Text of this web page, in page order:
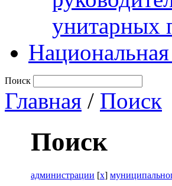
унитарных
Поиск
Главная / Поиск
Поиск
администрации [x]